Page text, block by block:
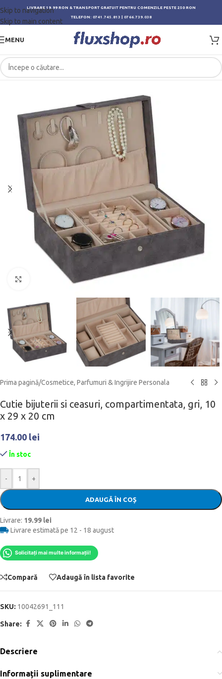
Skip to navigation
Skip to main content
LIVRARE 19.99 RON & TRANSPORT GRATUIT PENTRU COMENZILE PESTE 250 RON
TELEFON: 0741.745.813 0766.739.038
MENU
Click to enlarge
Prima pagină/Cosmetice, Parfumuri & Ingrijire Personala
Cutie bijuterii si ceasuri, compartimentata, gri, 10
x 29 x 20 cm
174.00 lei
În stoc
- +
ADAUGĂ ÎN COȘ
Livrare: 19.99 lei
Livrare estimată pe 12 - 18 august
Solicitați mai multe informații!
Compară Adaugă în lista favorite
SKU: 10042691_111
Share:
Descriere
Informații suplimentare